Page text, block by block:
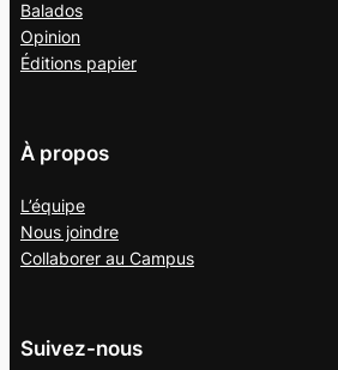
Balados
Opinion
Éditions papier
À propos
L’équipe
Nous joindre
Collaborer au Campus
Suivez-nous